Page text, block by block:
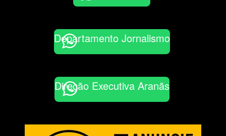
Departamento Jornalismo
Direção Executiva Aranãs